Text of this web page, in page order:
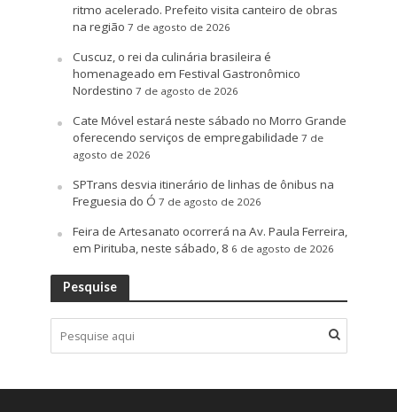
ritmo acelerado. Prefeito visita canteiro de obras
na região 7 de agosto de 2026
Cuscuz, o rei da culinária brasileira é
homenageado em Festival Gastronômico
Nordestino 7 de agosto de 2026
Cate Móvel estará neste sábado no Morro Grande
oferecendo serviços de empregabilidade 7 de
agosto de 2026
SPTrans desvia itinerário de linhas de ônibus na
Freguesia do Ó 7 de agosto de 2026
Feira de Artesanato ocorrerá na Av. Paula Ferreira,
em Pirituba, neste sábado, 8 6 de agosto de 2026
Pesquise